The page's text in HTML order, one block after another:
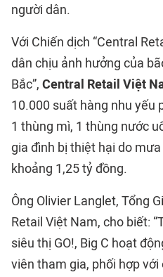
người dân.
Với Chiến dịch “Central
dân chịu ảnh hưởng của
Bắc”, Central Retail Việt
10.000 suất hàng nhu yếu
1 thùng mì, 1 thùng nước
gia đình bị thiệt hại do
khoảng 1,25 tỷ đồng.
Ông Olivier Langlet, Tổng
Retail Việt Nam, cho biết:
siêu thị GO!, Big C hoạt
viên tham gia, phối hợp